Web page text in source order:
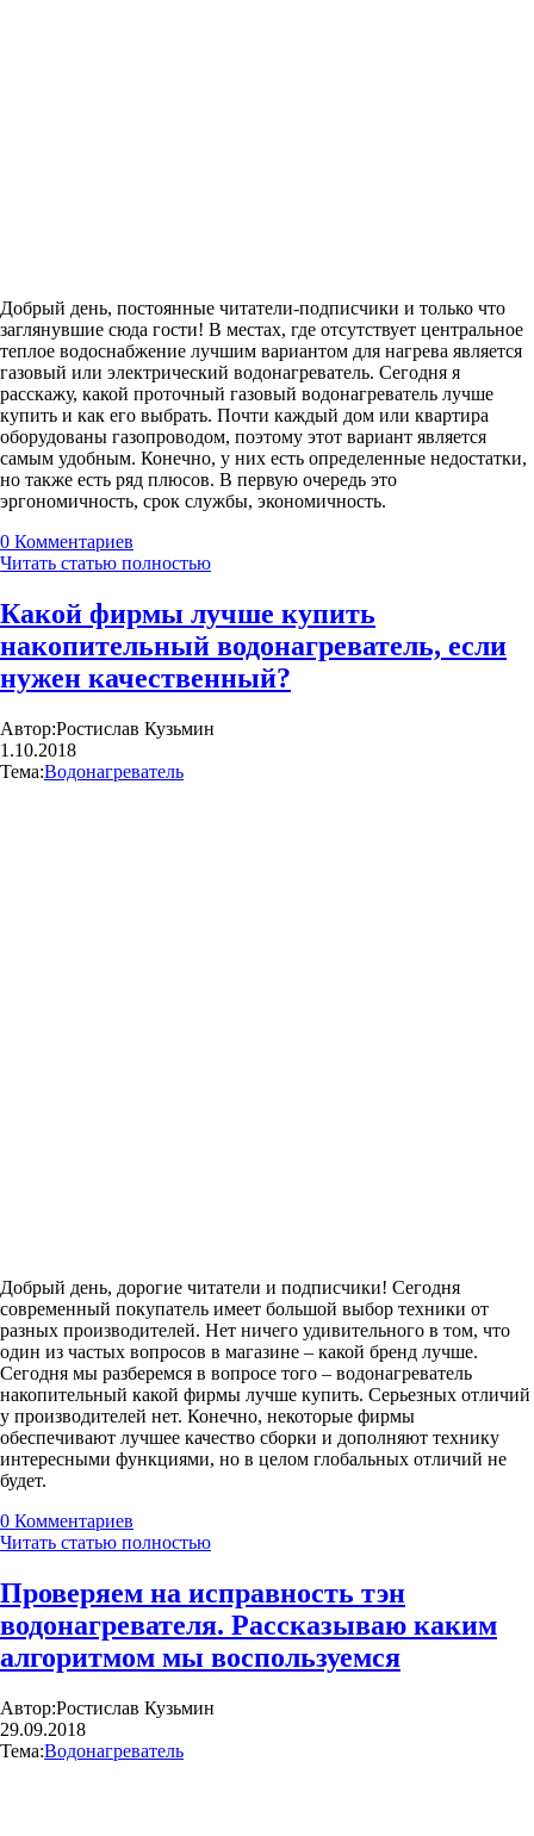
Добрый день, постоянные читатели-подписчики и только что
заглянувшие сюда гости! В местах, где отсутствует центральное
теплое водоснабжение лучшим вариантом для нагрева является
газовый или электрический водонагреватель. Сегодня я
расскажу, какой проточный газовый водонагреватель лучше
купить и как его выбрать. Почти каждый дом или квартира
оборудованы газопроводом, поэтому этот вариант является
самым удобным. Конечно, у них есть определенные недостатки,
но также есть ряд плюсов. В первую очередь это
эргономичность, срок службы, экономичность.
0 Комментариев
Читать статью полностью
Какой фирмы лучше купить
накопительный водонагреватель, если
нужен качественный?
Автор:Ростислав Кузьмин
1.10.2018
Тема:Водонагреватель
Добрый день, дорогие читатели и подписчики! Сегодня
современный покупатель имеет большой выбор техники от
разных производителей. Нет ничего удивительного в том, что
один из частых вопросов в магазине – какой бренд лучше.
Сегодня мы разберемся в вопросе того – водонагреватель
накопительный какой фирмы лучше купить. Серьезных отличий
у производителей нет. Конечно, некоторые фирмы
обеспечивают лучшее качество сборки и дополняют технику
интересными функциями, но в целом глобальных отличий не
будет.
0 Комментариев
Читать статью полностью
Проверяем на исправность тэн
водонагревателя. Рассказываю каким
алгоритмом мы воспользуемся
Автор:Ростислав Кузьмин
29.09.2018
Тема:Водонагреватель